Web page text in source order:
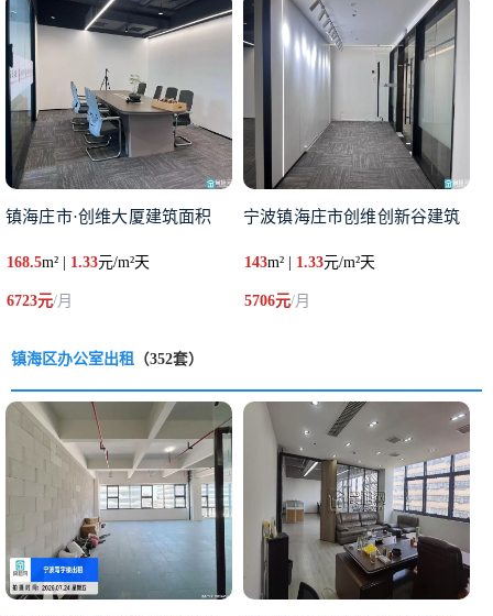
镇海庄市·创维大厦建筑面积
168.5m² | 1.33元/m²天
6723元/月
宁波镇海庄市创维创新谷建筑
143m² | 1.33元/m²天
5706元/月
镇海区办公室出租 （352套）